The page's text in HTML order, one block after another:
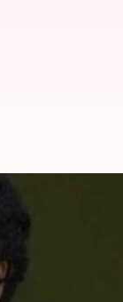
से मिलने